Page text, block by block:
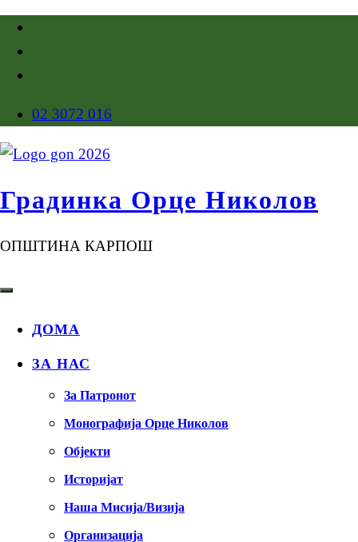
02 3072 016
Градинка Орце Николов
ОПШТИНА КАРПОШ
ДОМА
ЗА НАС
За Патронот
Монографија Орце Николов
Објекти
Историјат
Наша Мисија/Визија
Организација